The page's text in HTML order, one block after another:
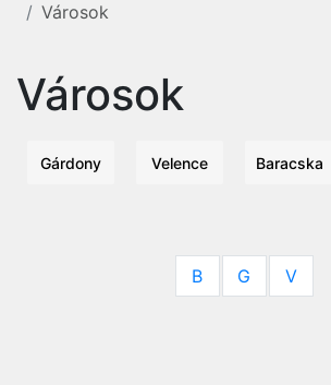
Városok
Városok
Gárdony Velence Baracska
B G V